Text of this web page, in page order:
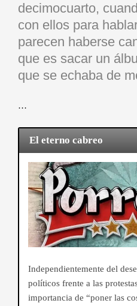
decimocuarto,
con ellos para
parecen haberse
que es sacar un
que se echaba de
…
El eterno cabreo
Independientemente del
políticos frente a las
importancia de “poner las